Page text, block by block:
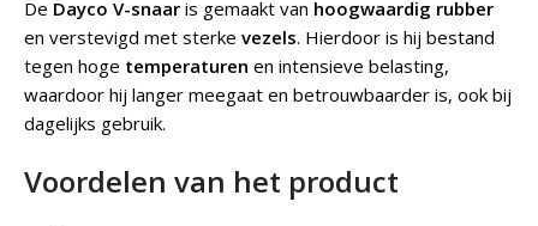
De Dayco V-snaar is gemaakt van hoogwaardig rubber
en verstevigd met sterke vezels. Hierdoor is hij bestand
tegen hoge temperaturen en intensieve belasting,
waardoor hij langer meegaat en betrouwbaarder is, ook bij
dagelijks gebruik.
Voordelen van het product